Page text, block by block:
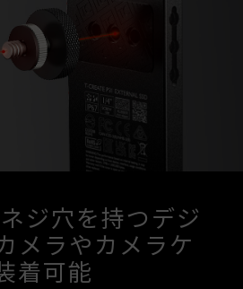
ジ穴を持つデジ
メラやカメラケ
着可能